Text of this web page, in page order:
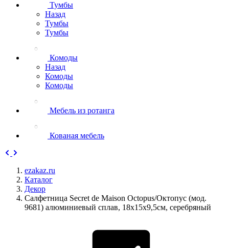
Тумбы
Назад
Тумбы
Тумбы
Комоды
Назад
Комоды
Комоды
Мебель из ротанга
Кованая мебель
ezakaz.ru
Каталог
Декор
Салфетница Secret de Maison Octopus/Октопус (мод.
9681) алюминиевый сплав, 18х15х9,5см, серебряный